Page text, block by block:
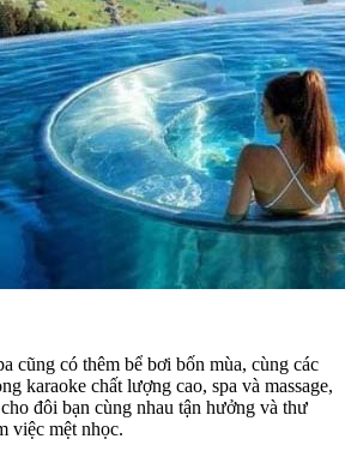
cũng có thêm bể bơi bốn mùa, cùng các
karaoke chất lượng cao, spa và massage,
đôi bạn cùng nhau tận hưởng và thư
việc mệt nhọc.